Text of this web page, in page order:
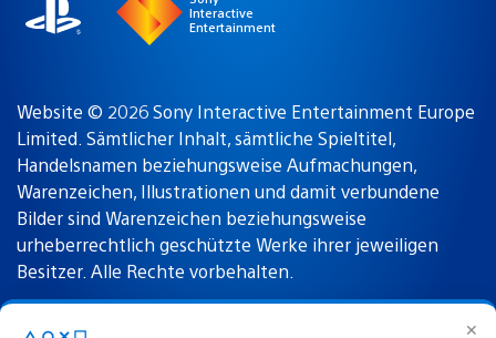
✕
Interactive
Entertainment
Website © 2026 Sony Interactive Entertainment Europe
Limited. Sämtlicher Inhalt, sämtliche Spieltitel,
Handelsnamen beziehungsweise Aufmachungen,
Warenzeichen, Illustrationen und damit verbundene
Bilder sind Warenzeichen beziehungsweise
urheberrechtlich geschützte Werke ihrer jeweiligen
Besitzer. Alle Rechte vorbehalten.